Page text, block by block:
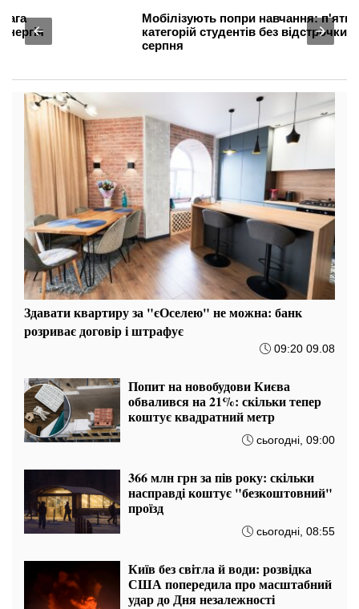
Мобілізують попри навчання: п'ять
категорій студентів без відстрочки з
Здавати квартиру за "єОселею" не можна: банк
розриває договір і штрафує
09:20 09.08
Попит на новобудови Києва
обвалився на 21%: скільки тепер
коштує квадратний метр
сьогодні, 09:00
366 млн грн за пів року: скільки
насправді коштує "безкоштовний"
проїзд
сьогодні, 08:55
Київ без світла й води: розвідка
США попередила про масштабний
удар до Дня незалежності